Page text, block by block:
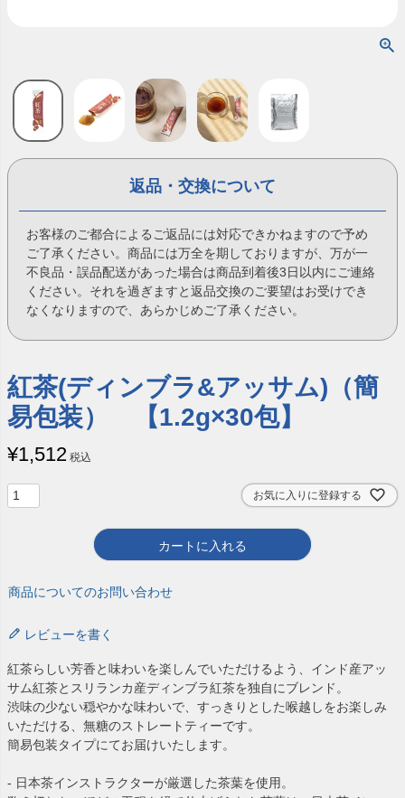
返品・交換について
お客様のご都合によるご返品には対応できかねますので予め
ご了承ください。商品には万全を期しておりますが、万が一
不良品・誤品配送があった場合は商品到着後3日以内にご連絡
ください。それを過ぎますと返品交換のご要望はお受けでき
なくなりますので、あらかじめご了承ください。
紅茶(ディンブラ&アッサム)（簡
易包装） 【1.2g×30包】
¥1,512 税込
お気に入りに登録する
カートに入れる
商品についてのお問い合わせ
レビューを書く
紅茶らしい芳香と味わいを楽しんでいただけるよう、インド産アッ
サム紅茶とスリランカ産ディンブラ紅茶を独自にブレンド。
渋味の少ない穏やかな味わいで、すっきりとした喉越しをお楽しみ
いただける、無糖のストレートティーです。
簡易包装タイプにてお届けいたします。
- 日本茶インストラクターが厳選した茶葉を使用。